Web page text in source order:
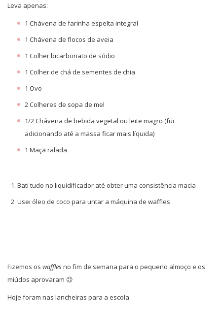
Leva apenas:
1 Chávena de farinha espelta integral
1 Chávena de flocos de aveia
1 Colher bicarbonato de sódio
1 Colher de chá de sementes de chia
1 Ovo
2 Colheres de sopa de mel
1/2 Chávena de bebida vegetal ou leite magro (fui
adicionando até a massa ficar mais líquida)
1 Maçã ralada
Bati tudo no liquidificador até obter uma consistência macia
Usei óleo de coco para untar a máquina de waffles
Fizemos os wafflesno fim de semana para o pequeno almoço e os
miúdos aprovaram 😉
Hoje foram nas lancheiras para a escola.